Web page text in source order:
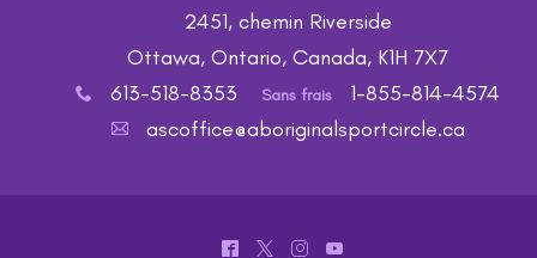
2451, chemin Riverside
Ottawa, Ontario, Canada, K1H 7X7
x 613-518-8353 Sans frais 1-855-814-4574
A ascoffice@aboriginalsportcircle.ca
^ * & (